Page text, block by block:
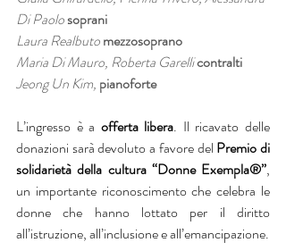
Di Paolo soprani
Laura Realbuto mezzosoprano
Maria Di Mauro, Roberta Garellicontralti
Jeong Un Kim, pianoforte
L’ingresso è a offerta libera. Il ricavato delle
donazioni sarà devoluto a favore del Premio di
solidarietà della cultura “Donne Exempla®”,
un importante riconoscimento che celebra le
donne che hanno lottato per il diritto
all’istruzione, all’inclusione e all’emancipazione.